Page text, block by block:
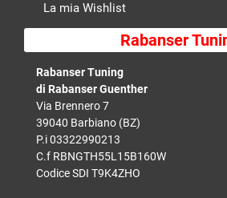
La mia Wishlist
Rabanser
Rabanser Tuning
di Rabanser Guenther
Via Brennero 7
39040 Barbiano (BZ)
P.i 03322990213
C.f RBNGTH55L15B160W
Codice SDI T9K4ZHO